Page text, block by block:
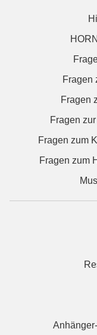
Fragen
Fragen
Fragen
Fragen zum
Fragen zum